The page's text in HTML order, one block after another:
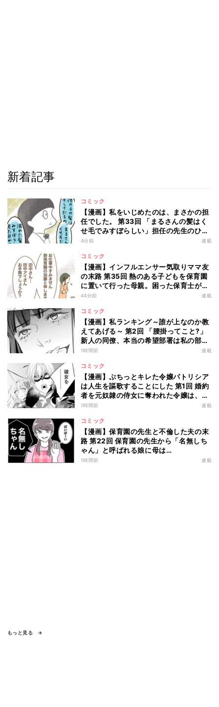
新着記事
コミック
【漫画】私をいじめたのは、まさかの担
任でした。 第33回 「まるさんの髪はく
せ毛でみすぼらしい」担任の先生のひど
い言葉にショックを受けるかと思いき
4分前 連載
コミック
【漫画】インフルエンサー気取りママ友
の末路 第35回 熱のある子どもを保育園
に置いて行った母親。困った保育士が職
場に電話してみると…?
44分前 連載
コミック
【漫画】私ランキング～誰が上なのか教
えてあげる～ 第2回 「腰掛ってこと?」
新人の同僚、本当の希望部署は私の部署
じゃなくて…
1時間前 連載
コミック
【漫画】ぷちっとキレた令嬢パトリシア
は人生を謳歌することにした 第1回 婚約
者を元奴隷の侍女に奪われた令嬢は、ぷ
ちっとキレて…
1時間前 連載
コミック
【漫画】保育園の先生と不倫した夫の末
路 第22回 保育園の先生から「名無しち
ゃん」と呼ばれる娘に母は…
1時間前 連載
もっと見る